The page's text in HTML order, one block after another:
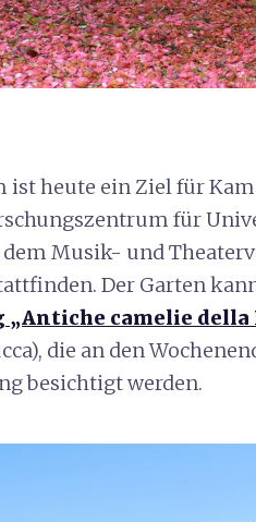
ist heute ein Ziel für
für
dem Musik- und
Der Garten
camelie della
die an den
besichtigt werden.